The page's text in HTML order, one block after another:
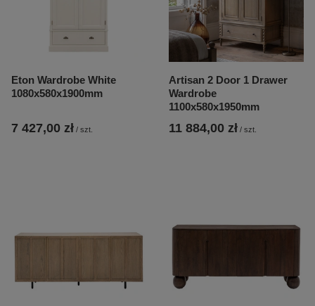
Eton Wardrobe White
1080x580x1900mm
7 427,00 zł / szt.
Artisan 2 Door 1 Drawer
Wardrobe
1100x580x1950mm
11 884,00 zł / szt.